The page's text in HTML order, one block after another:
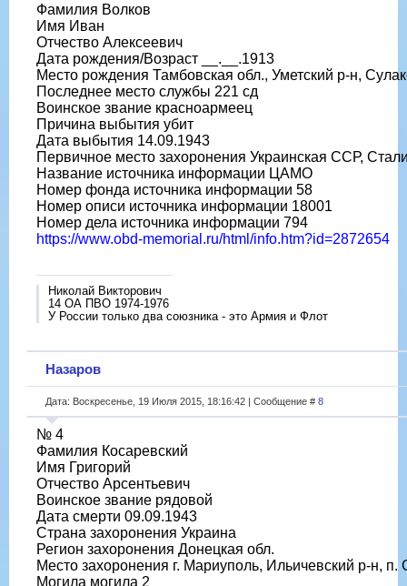
Фамилия Волков
Имя Иван
Отчество Алексеевич
Дата рождения/Возраст __.__.1913
Место рождения Тамбовская обл., Уметский р-н,
Последнее место службы 221 сд
Воинское звание красноармеец
Причина выбытия убит
Дата выбытия 14.09.1943
Первичное место захоронения Украинская ССР,
Название источника информации ЦАМО
Номер фонда источника информации 58
Номер описи источника информации 18001
Номер дела источника информации 794
https://www.obd-memorial.ru/html/info.htm?id=2872654
Николай Викторович
14 ОА ПВО 1974-1976
У России только два союзника - это Армия и Флот
Назаров
Дата: Воскресенье, 19 Июля 2015, 18:16:42 | Сообщение # 8
№ 4
Фамилия Косаревский
Имя Григорий
Отчество Арсентьевич
Воинское звание рядовой
Дата смерти 09.09.1943
Страна захоронения Украина
Регион захоронения Донецкая обл.
Место захоронения г. Мариуполь, Ильичевский р-н,
Могила могила 2